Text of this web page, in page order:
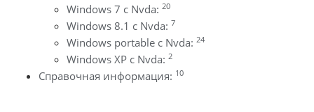
Windows 7 с Nvda: 20
Windows 8.1 с Nvda: 7
Windows portable с Nvda: 24
Windows XP с Nvda: 2
Справочная информация: 10